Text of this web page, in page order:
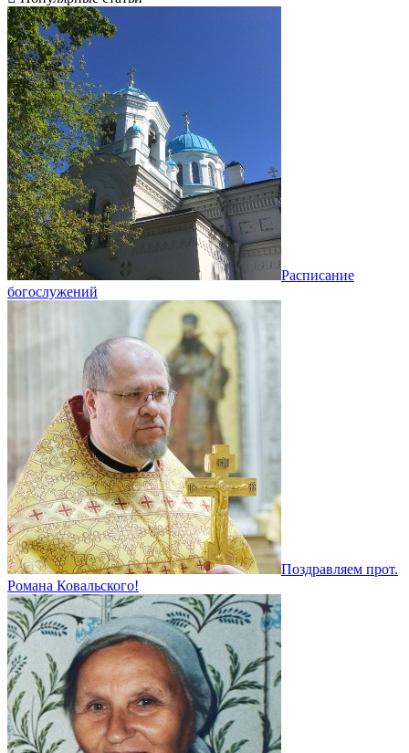
Расписание
богослужений
Поздравляем прот.
Романа Ковальского!